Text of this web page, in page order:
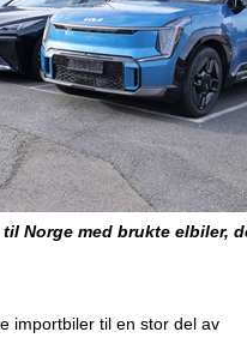
Norge med brukte elbiler,
importbiler til en stor del av